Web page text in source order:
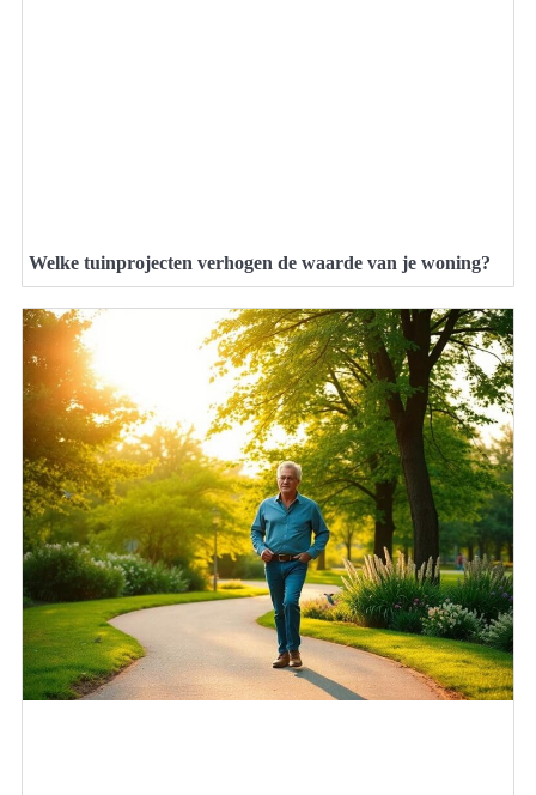
Welke tuinprojecten verhogen de waarde van je woning?